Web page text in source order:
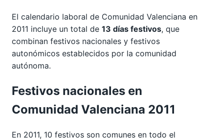
El calendario laboral de Comunidad Valenciana en
2011 incluye un total de 13 días festivos, que
combinan festivos nacionales y festivos
autonómicos establecidos por la comunidad
autónoma.
Festivos nacionales en
Comunidad Valenciana 2011
En 2011, 10 festivos son comunes en todo el